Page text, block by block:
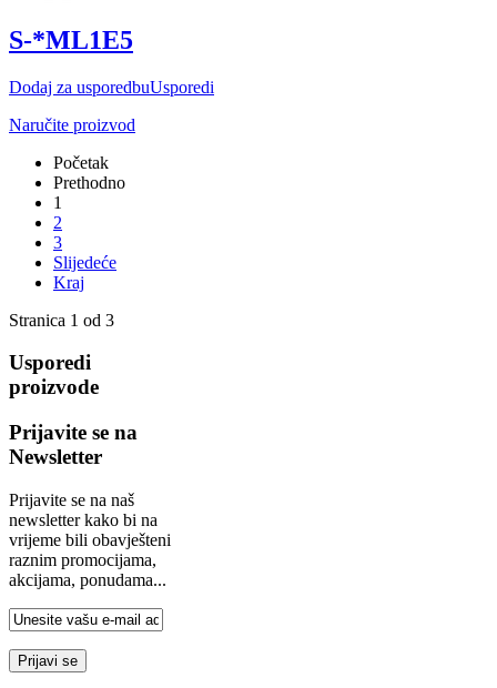
S-*ML1E5
Dodaj za usporedbuUsporedi
Naručite proizvod
Početak
Prethodno
1
2
3
Slijedeće
Kraj
Stranica 1 od 3
Usporedi
proizvode
Prijavite se na
Newsletter
Prijavite se na naš
newsletter kako bi na
vrijeme bili obavješteni
raznim promocijama,
akcijama, ponudama...